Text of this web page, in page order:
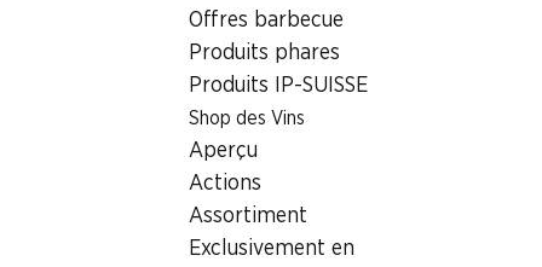
Offres barbecue
Produits phares
Produits IP-SUISSE
Shop des Vins
Aperçu
Actions
Assortiment
Exclusivement en
Emmenau 3, 3415 Hasle b. Burgdorf
Voir l’itinéraire
Heures d'ouverture